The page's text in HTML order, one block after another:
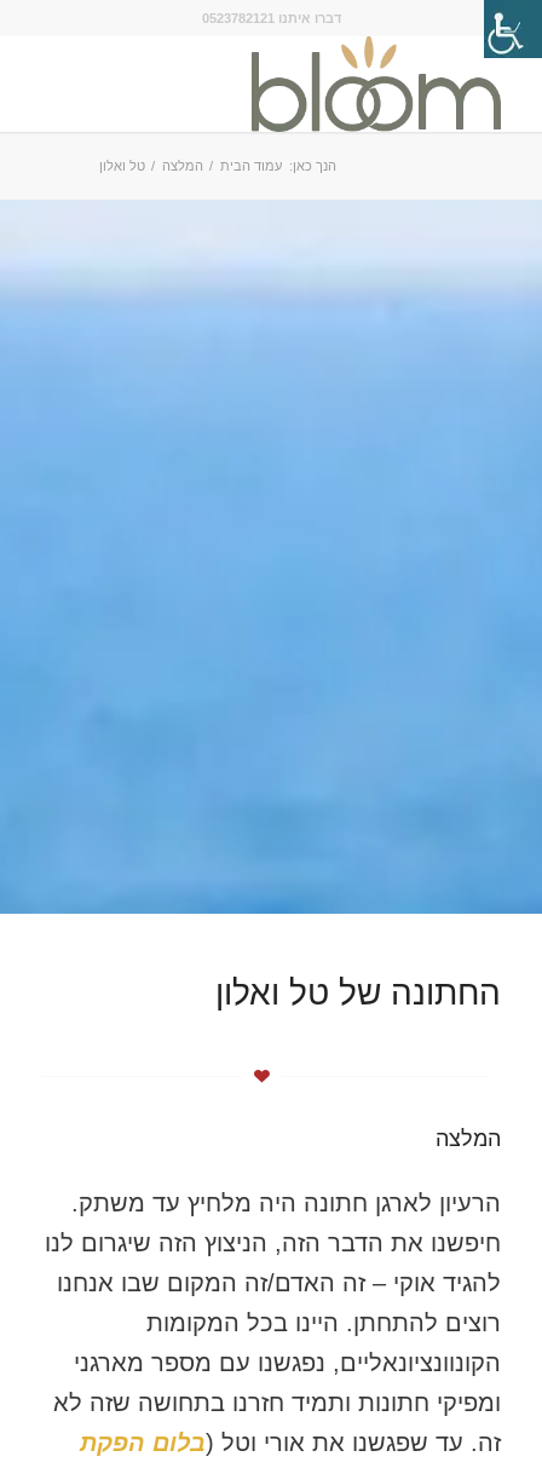
דברו איתנו 0523782121
הנך כאן: עמוד הבית / המלצה / טל ואלון
החתונה של טל ואלון
המלצה
הרעיון לארגן חתונה היה מלחיץ עד משתק.
חיפשנו את הדבר הזה, הניצוץ הזה שיגרום לנו
להגיד אוקי – זה האדם/זה המקום שבו אנחנו
רוצים להתחתן. היינו בכל המקומות
הקונוונציונאליים, נפגשנו עם מספר מארגני
ומפיקי חתונות ותמיד חזרנו בתחושה שזה לא
זה. עד שפגשנו את אורי וטל (בלום הפקת